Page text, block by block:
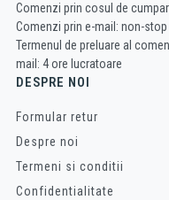
Comenzi prin cosul de
Comenzi prin e-mail: non-stop
Termenul de preluare al
mail: 4 ore lucratoare
DESPRE NOI
Formular retur
Despre noi
Termeni si conditii
Confidentialitate